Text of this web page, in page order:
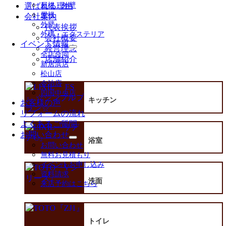
屋根・外壁
屋根
外壁
外構・エクステリア
イベント情報
サ
ブ
ュ
ー
展
開
全店合同
新居浜店
松山店
今治店
四国中央店
お客様の声
リフォームの流れ
よくあるご質問
お問い合わせ
サ
ブ
メ
ニ
ー
を
展
開
お問い合わせ
無料お見積もり
イベントお申し込み
資料請求
来店予約はこちら
選ばれる理由
会社案内
代表挨拶
会社概要
経営理念
店舗紹介
キッチン
浴室
洗面
トイレ